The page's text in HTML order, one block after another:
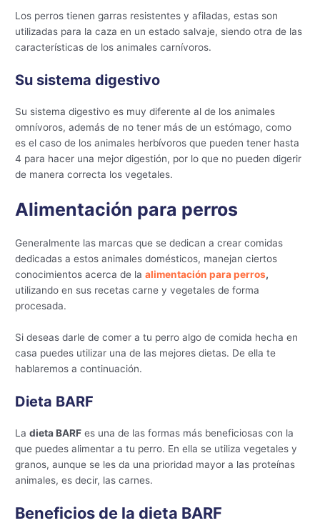
Los perros tienen garras resistentes y afiladas, estas son
utilizadas para la caza en un estado salvaje, siendo otra de las
características de los animales carnívoros.
Su sistema digestivo
Su sistema digestivo es muy diferente al de los animales
omnívoros, además de no tener más de un estómago, como
es el caso de los animales herbívoros que pueden tener hasta
4 para hacer una mejor digestión, por lo que no pueden digerir
de manera correcta los vegetales.
Alimentación para perros
Generalmente las marcas que se dedican a crear comidas
dedicadas a estos animales domésticos, manejan ciertos
conocimientos acerca de laalimentación para perros,
utilizando en sus recetas carne y vegetales de forma
procesada.
Si deseas darle de comer a tu perro algo de comida hecha en
casa puedes utilizar una de las mejores dietas. De ella te
hablaremos a continuación.
Dieta BARF
Ladieta BARF es una de las formas más beneficiosas con la
que puedes alimentar a tu perro. En ella se utiliza vegetales y
granos, aunque se les da una prioridad mayor a las proteínas
animales, es decir, las carnes.
Beneficios de la dieta BARF